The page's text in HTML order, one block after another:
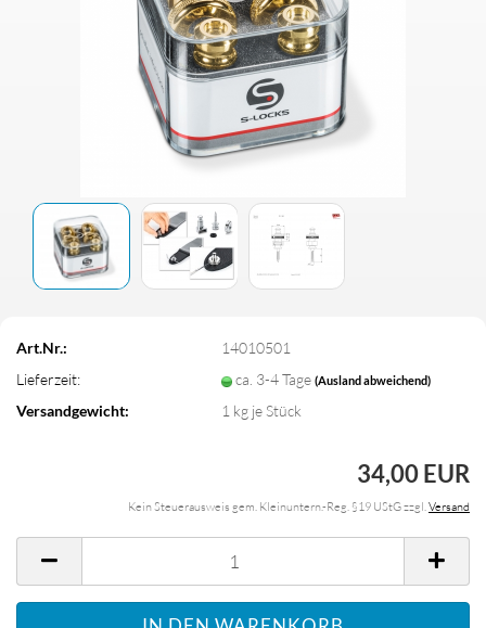
Art.Nr.:
14010501
Lieferzeit:
ca. 3-4 Tage(Ausland abweichend)
Versandgewicht: 1 kg je Stück
34,00 EUR
Kein Steuerausweis gem. Kleinuntern.-Reg. §19 UStG zzgl. Versand